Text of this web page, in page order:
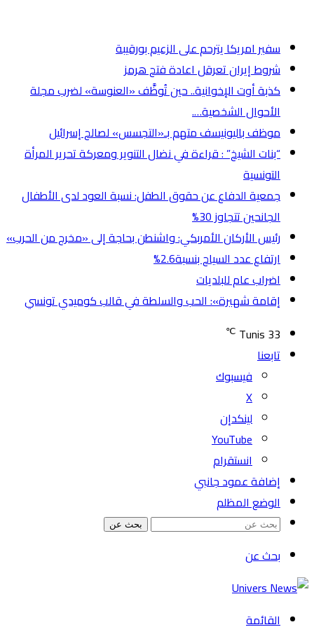
سفير امريكا يترحم على الزعيم بورقيبة
شروط إيران تعرقل اعادة فتح هرمز
كذبة أوت الإخوانية.. حين تُوظَّف «العنوسة» لضرب مجلة
الأحوال الشخصية….
موظف باليونيسف متهم بـ«التجسس» لصالح إسرائيل
“بنات الشيخ” : قراءة في نضال التنوير ومعركة تحرير المرأة
التونسية
جمعية الدفاع عن حقوق الطفل: نسبة العود لدى الأطفال
الجانحين تتجاوز 30%
رئيس الأركان الأمربكي: واشنطن بحاجة إلى «مخرج من الحرب»
ارتفاع عدد السياح بنسبة2.6%
اضراب عام للبلديات
إقامة شهيرة»: الحب والسلطة في قالب كوميدي تونسي
Tunis 33
℃
تابعنا
فيسبوك
‫X
لينكدإن
‫YouTube
انستقرام
إضافة عمود جانبي
الوضع المظلم
بحث عن
بحث عن
القائمة